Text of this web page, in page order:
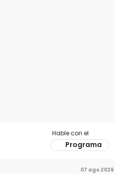
Hable con el
Programa
07 ago 2026